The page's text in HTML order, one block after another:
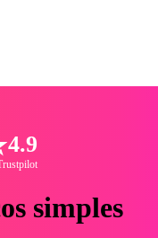
4.9
simples